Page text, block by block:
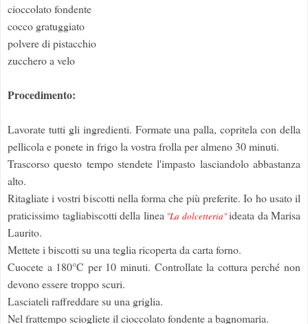
cioccolato fondente
cocco gratuggiato
polvere di pistacchio
zucchero a velo
Procedimento:
Lavorate tutti gli ingredienti. Formate una palla, copritela con della
pellicola e ponete in frigo la vostra frolla per almeno 30 minuti.
Trascorso questo tempo stendete l'impasto lasciandolo abbastanza
alto.
Ritagliate i vostri biscotti nella forma che più preferite. Io ho usato il
praticissimo tagliabiscotti della linea "La dolcetteria"ideata da Marisa
Laurito.
Mettete i biscotti su una teglia ricoperta da carta forno.
Cuocete a 180°C per 10 minuti. Controllate la cottura perché non
devono essere troppo scuri.
Lasciateli raffreddare su una griglia.
Nel frattempo sciogliete il cioccolato fondente a bagnomaria.